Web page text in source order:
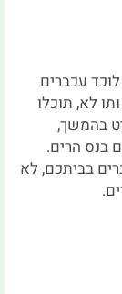
עכברים
לא, תוכלו
בהמשך,
בנס הרים.
בביתכם, לא